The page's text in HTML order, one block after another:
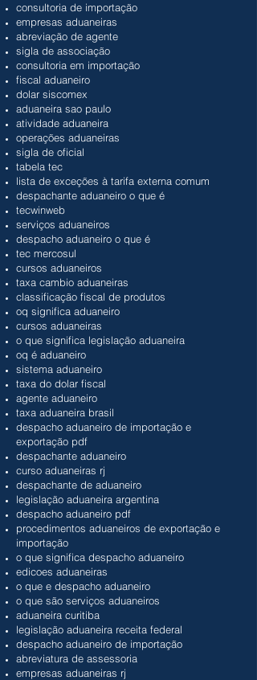
consultoria de importação
empresas aduaneiras
abreviação de agente
sigla de associação
consultoria em importação
fiscal aduaneiro
dolar siscomex
aduaneira sao paulo
atividade aduaneira
operações aduaneiras
sigla de oficial
tabela tec
lista de exceções à tarifa externa comum
despachante aduaneiro o que é
tecwinweb
serviços aduaneiros
despacho aduaneiro o que é
tec mercosul
cursos aduaneiros
taxa cambio aduaneiras
classificação fiscal de produtos
oq significa aduaneiro
cursos aduaneiras
o que significa legislação aduaneira
oq é aduaneiro
sistema aduaneiro
taxa do dolar fiscal
agente aduaneiro
taxa aduaneira brasil
despacho aduaneiro de importação e
exportação pdf
despachante aduaneiro
curso aduaneiras rj
despachante de aduaneiro
legislação aduaneira argentina
despacho aduaneiro pdf
procedimentos aduaneiros de exportação e
importação
o que significa despacho aduaneiro
edicoes aduaneiras
o que e despacho aduaneiro
o que são serviços aduaneiros
aduaneira curitiba
legislação aduaneira receita federal
despacho aduaneiro de importação
abreviatura de assessoria
empresas aduaneiras rj